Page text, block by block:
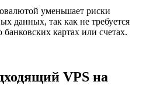
уменьшает риски
данных, так как не требуется
картах или счетах.
VPS на